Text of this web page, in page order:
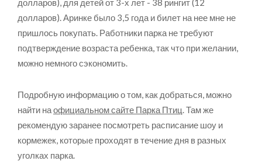
долларов), для детей от 3-х лет - 38 рингит (12
долларов). Аринке было 3,5 года и билет на нее мне не
пришлось покупать. Работники парка не требуют
подтверждение возраста ребенка, так что при желании,
можно немного сэкономить.
Подробную информацию о том, как добраться, можно
найти наофициальном сайте Парка Птиц. Там же
рекомендую заранее посмотреть расписание шоу и
кормежек, которые проходят в течение дня в разных
уголках парка.